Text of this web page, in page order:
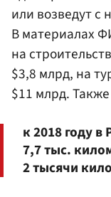
или возведут с
В материалах
на
$3,8 млрд, на
$11 млрд.
к 2018 году
7,7 тыс.
2 тысячи